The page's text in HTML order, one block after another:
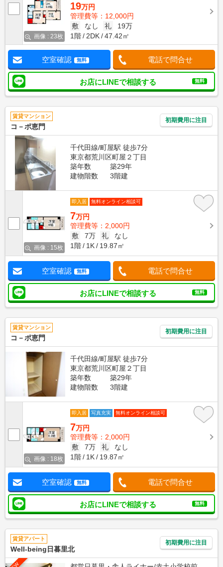
画像 : 23枚
19万円
管理費等：12,000円
敷
なし 礼
19万
1階
2DK 47.42㎡
空室確認 無料 電話で問合せ
お店にLINEで相談する 無料
賃貸マンション
コ－ポ恵門
初期費用に注目
千代田線/町屋駅 徒歩7分
東京都荒川区町屋２丁目
築年数
築29年
建物階数
3階建
画像 : 15枚
即入居 無料オンライン相談可
7万円
管理費等：2,000円
敷
7万 礼
なし
1階
1K 19.87㎡
空室確認 無料 電話で問合せ
お店にLINEで相談する 無料
賃貸マンション
コ－ポ恵門
初期費用に注目
千代田線/町屋駅 徒歩7分
東京都荒川区町屋２丁目
築年数
築29年
建物階数
3階建
画像 : 18枚
即入居 写真充実 無料オンライン相談可
7万円
管理費等：2,000円
敷
7万 礼
なし
1階
1K 19.87㎡
空室確認 無料 電話で問合せ
お店にLINEで相談する 無料
賃貸アパート
Well-being日暮里北
初期費用に注目